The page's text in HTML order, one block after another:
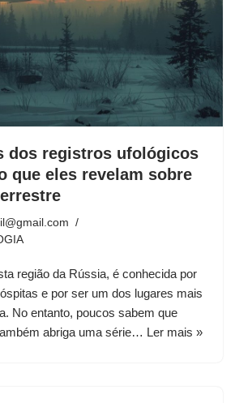
dos registros ufológicos
que eles revelam sobre
região da Rússia, é conhecida por
e por ser um dos lugares mais
No entanto, poucos sabem que
abriga uma série… Ler mais »